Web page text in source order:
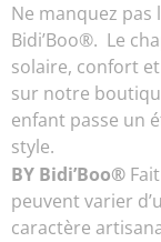
Ne manquez pas
Bidi’Boo®. Le
solaire, confort
sur notre
enfant passe un
style.
BY Bidi’Boo®
peuvent varier
caractère